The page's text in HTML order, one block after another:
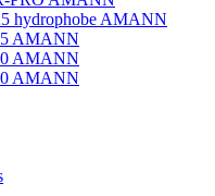
hydrophobe AMANN
AMANN
AMANN
AMANN